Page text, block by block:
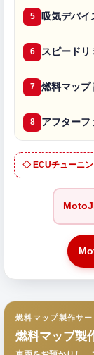
5 吸気デバイ
6 スピードリ
7 燃料マップ
8 アフターフ
◇ ECUチューニ
燃料マップ製作サー
燃料マップ製